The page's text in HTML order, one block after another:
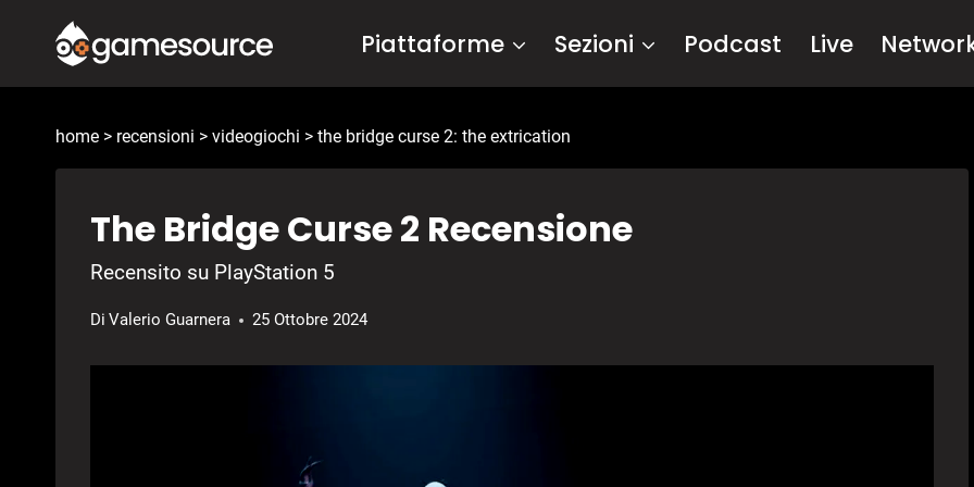
contenuto
Piattaforme Sezioni Podcast Live
home > recensioni > videogiochi > the bridge curse 2: the extrication
The Bridge Curse 2 Recensione
Recensito su PlayStation 5
Di Valerio Guarnera 25 Ottobre 2024